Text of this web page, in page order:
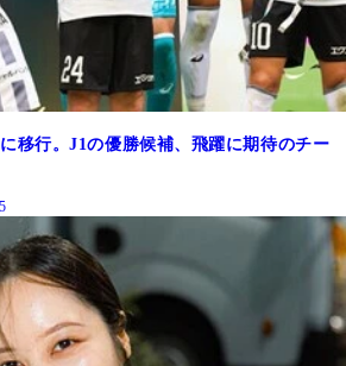
移行。J1の優勝候補、飛躍に期待のチー